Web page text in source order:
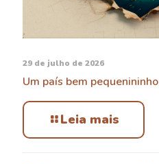
29 de julho de 2026
Um país bem pequenininho
Leia mais